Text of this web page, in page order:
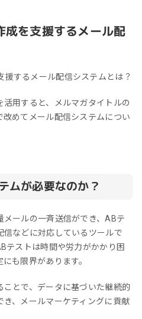
成を支援するメール配
用すると、メルマガタイトルの
めてメール配信システムについ
ムが必要なのか？
メールの一斉送信ができ、ABテ
信などに対応しているツールで
テストは時間や労力がかかり困
も限界があります。
ことで、データに基づいた継続的
、メールマーケティングに貢献